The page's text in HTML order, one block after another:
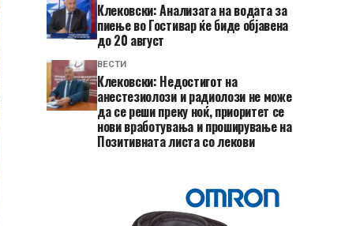
Клековски: Анализата на водата за
пиење во Гостивар ќе биде објавена
до 20 август
ВЕСТИ
Клековски: Недостигот на
анестезиолози и радиолози не може
да се реши преку ноќ, приоритет се
нови вработувања и проширување на
Позитивната листа со лекови